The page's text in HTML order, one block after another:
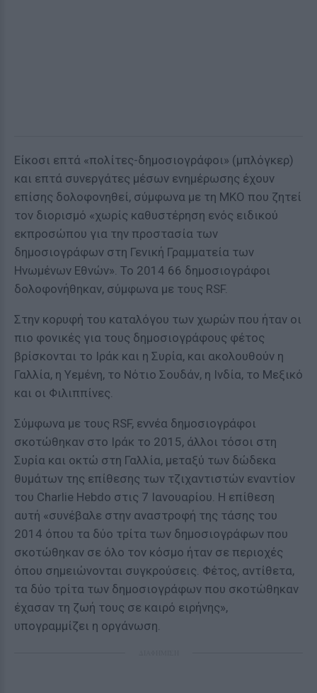
Είκοσι επτά «πολίτες-δημοσιογράφοι» (μπλόγκερ)
και επτά συνεργάτες μέσων ενημέρωσης έχουν
επίσης δολοφονηθεί, σύμφωνα με τη ΜΚΟ που ζητεί
τον διορισμό «χωρίς καθυστέρηση ενός ειδικού
εκπροσώπου για την προστασία των
δημοσιογράφων στη Γενική Γραμματεία των
Ηνωμένων Εθνών». Το 2014 66 δημοσιογράφοι
δολοφονήθηκαν, σύμφωνα με τους RSF.
Στην κορυφή του καταλόγου των χωρών που ήταν οι
πιο φονικές για τους δημοσιογράφους φέτος
βρίσκονται το Ιράκ και η Συρία, και ακολουθούν η
Γαλλία, η Υεμένη, το Νότιο Σουδάν, η Ινδία, το Μεξικό
και οι Φιλιππίνες.
Σύμφωνα με τους RSF, εννέα δημοσιογράφοι
σκοτώθηκαν στο Ιράκ το 2015, άλλοι τόσοι στη
Συρία και οκτώ στη Γαλλία, μεταξύ των δώδεκα
θυμάτων της επίθεσης των τζιχαντιστών εναντίον
του Charlie Hebdo στις 7 Ιανουαρίου. Η επίθεση
αυτή «συνέβαλε στην αναστροφή της τάσης του
2014 όπου τα δύο τρίτα των δημοσιογράφων που
σκοτώθηκαν σε όλο τον κόσμο ήταν σε περιοχές
όπου σημειώνονται συγκρούσεις. Φέτος, αντίθετα,
τα δύο τρίτα των δημοσιογράφων που σκοτώθηκαν
έχασαν τη ζωή τους σε καιρό ειρήνης»,
υπογραμμίζει η οργάνωση.